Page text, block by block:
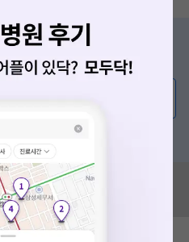
점이 있나요?
답해드려요!
다양한 게시글 보러가기
요?